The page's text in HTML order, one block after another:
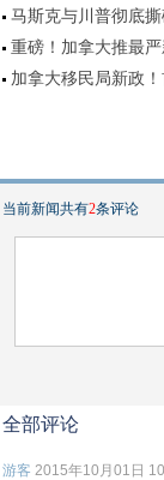
马斯克与川普彻底
重磅！加拿大推最
加拿大移民局新政
当前新闻共有2条评论
全部评论
游客 2015年10月01日